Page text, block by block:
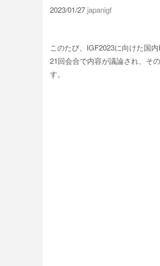
2023/01/27 japanigf
このたび、IGF2023に向けた国
21回会合で内容が議論され、そ
す。